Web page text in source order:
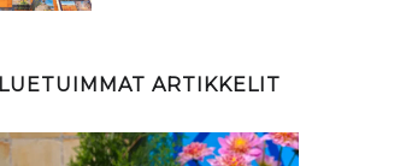
LUETUIMMAT ARTIKKELIT